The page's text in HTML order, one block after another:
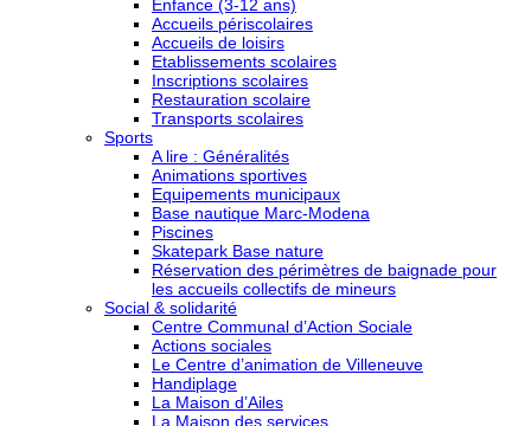
Enfance (3-12 ans)
Accueils périscolaires
Accueils de loisirs
Etablissements scolaires
Inscriptions scolaires
Restauration scolaire
Transports scolaires
Sports
A lire : Généralités
Animations sportives
Equipements municipaux
Base nautique Marc-Modena
Piscines
Skatepark Base nature
Réservation des périmètres de baignade pour
les accueils collectifs de mineurs
Social & solidarité
Centre Communal d’Action Sociale
Actions sociales
Le Centre d’animation de Villeneuve
Handiplage
La Maison d’Ailes
La Maison des services